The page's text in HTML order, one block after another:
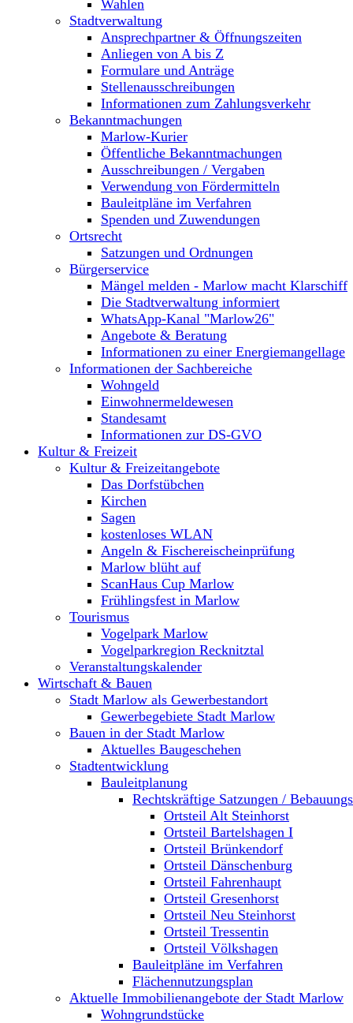
Wahlen
Stadtverwaltung
Ansprechpartner & Öffnungszeiten
Anliegen von A bis Z
Formulare und Anträge
Stellenausschreibungen
Informationen zum Zahlungsverkehr
Bekanntmachungen
Marlow-Kurier
Öffentliche Bekanntmachungen
Ausschreibungen / Vergaben
Verwendung von Fördermitteln
Bauleitpläne im Verfahren
Spenden und Zuwendungen
Ortsrecht
Satzungen und Ordnungen
Bürgerservice
Mängel melden - Marlow macht Klarschiff
Die Stadtverwaltung informiert
WhatsApp-Kanal "Marlow26"
Angebote & Beratung
Informationen zu einer Energiemangellage
Informationen der Sachbereiche
Wohngeld
Einwohnermeldewesen
Standesamt
Informationen zur DS-GVO
Kultur & Freizeit
Kultur & Freizeitangebote
Das Dorfstübchen
Kirchen
Sagen
kostenloses WLAN
Angeln & Fischereischeinprüfung
Marlow blüht auf
ScanHaus Cup Marlow
Frühlingsfest in Marlow
Tourismus
Vogelpark Marlow
Vogelparkregion Recknitztal
Veranstaltungskalender
Wirtschaft & Bauen
Stadt Marlow als Gewerbestandort
Gewerbegebiete Stadt Marlow
Bauen in der Stadt Marlow
Aktuelles Baugeschehen
Stadtentwicklung
Bauleitplanung
Rechtskräftige Satzungen /
Ortsteil Alt Steinhorst
Ortsteil Bartelshagen I
Ortsteil Brünkendorf
Ortsteil Dänschenburg
Ortsteil Fahrenhaupt
Ortsteil Gresenhorst
Ortsteil Neu Steinhorst
Ortsteil Tressentin
Ortsteil Völkshagen
Bauleitpläne im Verfahren
Flächennutzungsplan
Aktuelle Immobilienangebote der Stadt Marlow
Wohngrundstücke